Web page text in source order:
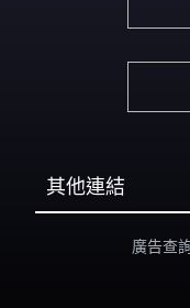
其他連結
廣告查